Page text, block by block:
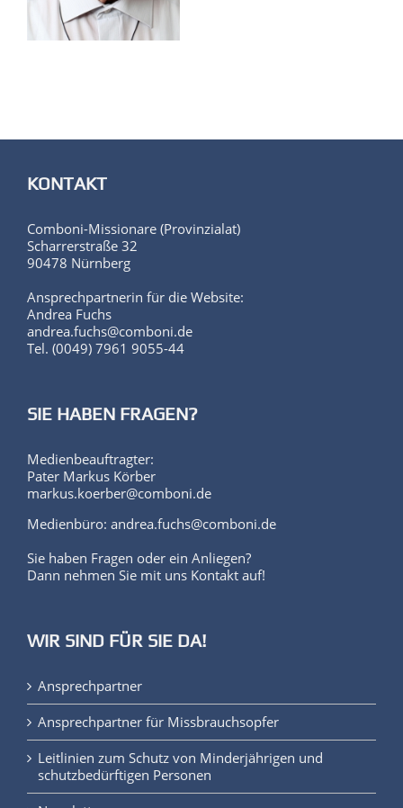
KONTAKT
Comboni-Missionare (Provinzialat)
Scharrerstraße 32
90478 Nürnberg
Ansprechpartnerin für die Website:
Andrea Fuchs
andrea.fuchs@comboni.de
Tel. (0049) 7961 9055-44
SIE HABEN FRAGEN?
Medienbeauftragter:
Pater Markus Körber
markus.koerber@comboni.de
Medienbüro: andrea.fuchs@comboni.de
Sie haben Fragen oder ein Anliegen?
Dann nehmen Sie mit uns Kontakt auf!
WIR SIND FÜR SIE DA!
Ansprechpartner
Ansprechpartner für Missbrauchsopfer
Leitlinien zum Schutz von Minderjährigen und
schutzbedürftigen Personen